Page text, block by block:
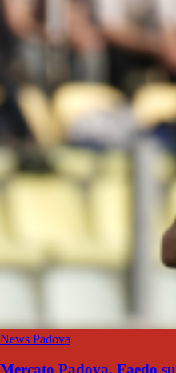
News Padova